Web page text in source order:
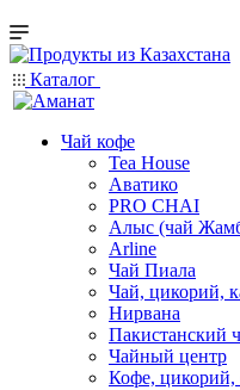
Каталог
Чай кофе
Tea House
Аватико
PRO CHAI
Алыс (чай
Arline
Чай Пиала
Чай, цикорий,
Нирвана
Пакистанский
Чайный центр
Кофе, цикорий,